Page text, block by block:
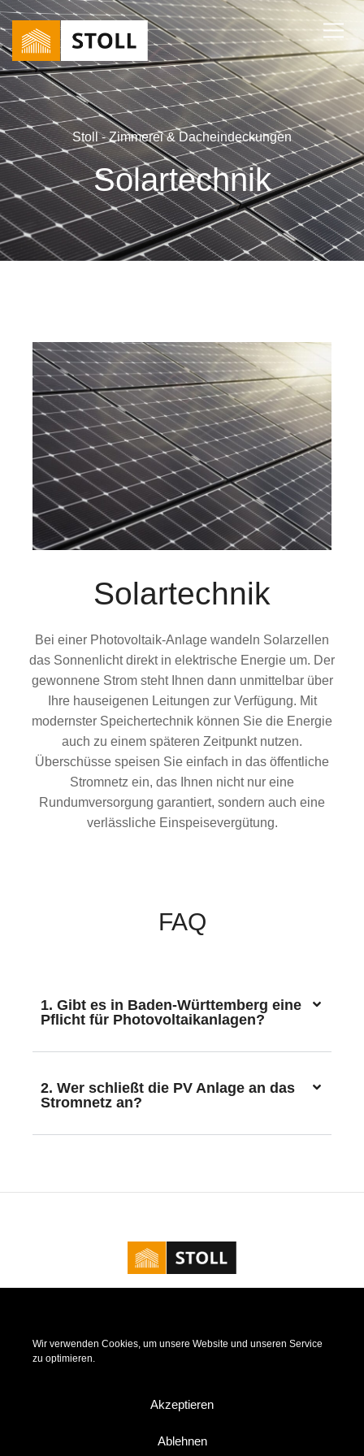
Wir verwenden Cookies, um unsere Website und unseren Service
zu optimieren.
Akzeptieren
Ablehnen
Stoll - Zimmerei & Dacheindeckungen
Solartechnik
Solartechnik
Bei einer Photovoltaik-Anlage wandeln Solarzellen
das Sonnenlicht direkt in elektrische Energie um. Der
gewonnene Strom steht Ihnen dann unmittelbar über
Ihre hauseigenen Leitungen zur Verfügung. Mit
modernster Speichertechnik können Sie die Energie
auch zu einem späteren Zeitpunkt nutzen.
Überschüsse speisen Sie einfach in das öffentliche
Stromnetz ein, das Ihnen nicht nur eine
Rundumversorgung garantiert, sondern auch eine
verlässliche Einspeisevergütung.
FAQ
1. Gibt es in Baden-Württemberg eine
Pflicht für Photovoltaikanlagen?
2. Wer schließt die PV Anlage an das
Stromnetz an?
Nicht nur Vorort, Stoll - Zimmerei & Dacheindeckungen ist
Verschaffen Sie sich Einblicke in unsere Arbeit und die